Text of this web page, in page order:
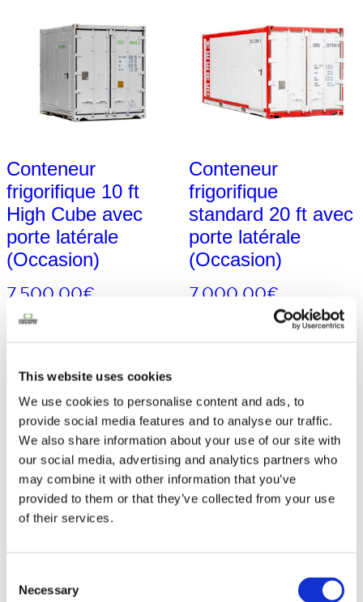
This website uses cookies
We use cookies to personalise content and ads, to
provide social media features and to analyse our traffic.
We also share information about your use of our site with
our social media, advertising and analytics partners who
may combine it with other information that you’ve
provided to them or that they’ve collected from your use
of their services.
Selection
Necessary
s
i
o
n
)
Conteneur
frigorifique 10 ft
High Cube avec
porte latérale
(Occasion)
7.500,00€
panier
Conteneur
frigorifique
standard 20 ft avec
porte latérale
(Occasion)
7.000,00€